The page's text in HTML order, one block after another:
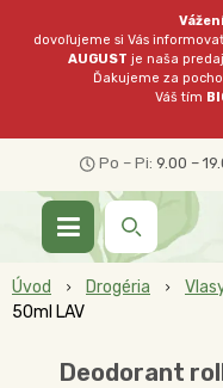
dovoľujeme si Vás
AUGUST je naša
Ďakujeme za
Váš tím
Po – Pi: 9.00 –
Úvod Drogéria
50ml LAV
Deodorant